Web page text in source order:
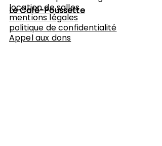
Le Café-Poussette
location de salles
mentions légales
politique de confidentialité
Appel aux dons